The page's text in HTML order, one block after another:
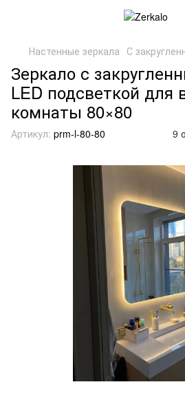
Настенные зеркала С
Зеркало с
LED подсветкой для
комнаты 80×80
Артикул: prm-l-80-80 9